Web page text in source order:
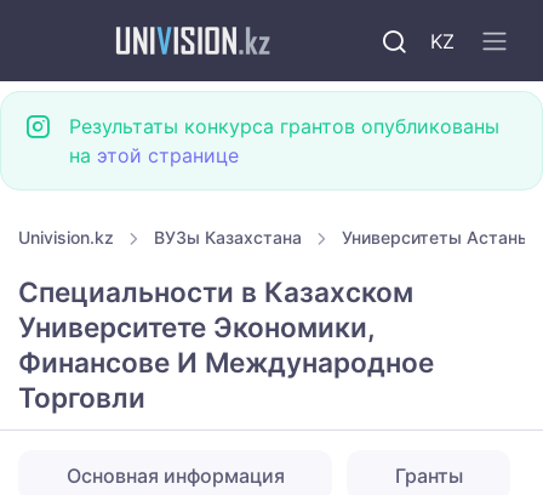
KZ
Результаты конкурса грантов опубликованы
на этой странице
Univision.kz ВУЗы Казахстана Университеты Астаны
Специальности в Казахском
Университете Экономики,
Финансове И Международное
Торговли
Основная информация Гранты